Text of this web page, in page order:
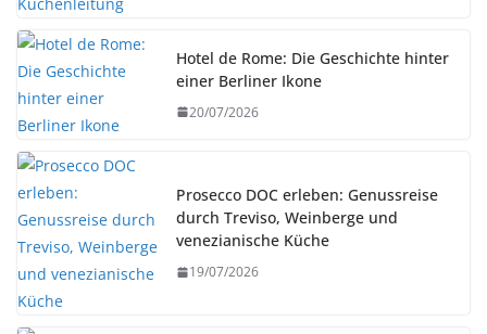
Hotel de Rome: Die Geschichte hinter
einer Berliner Ikone
20/07/2026
Prosecco DOC erleben: Genussreise
durch Treviso, Weinberge und
venezianische Küche
19/07/2026